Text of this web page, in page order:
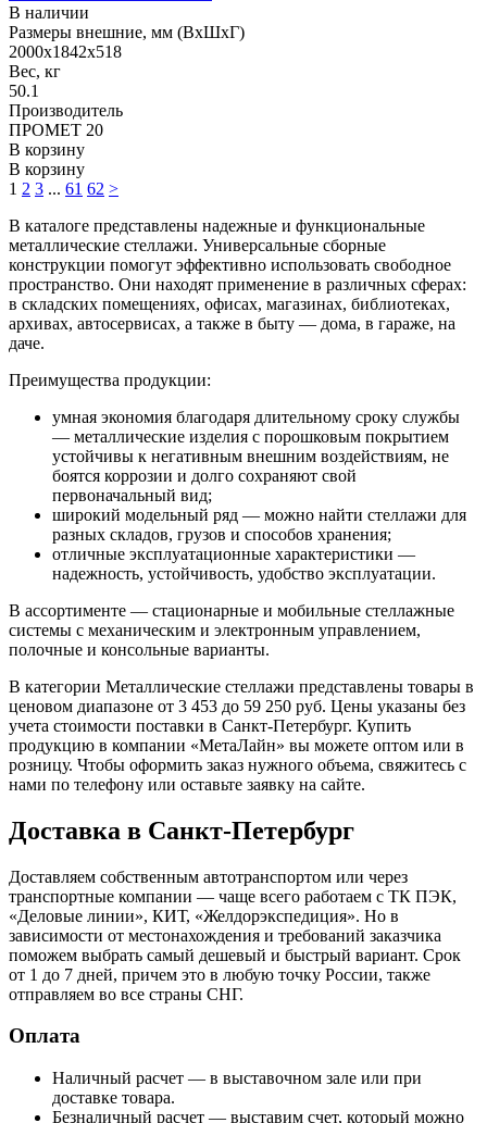
В наличии
Размеры внешние, мм (ВхШхГ)
2000x1842x518
Вес, кг
50.1
Производитель
ПРОМЕТ 20
В корзину
В корзину
1 2 3 ... 61 62 >
В каталоге представлены надежные и функциональные
металлические стеллажи. Универсальные сборные
конструкции помогут эффективно использовать свободное
пространство. Они находят применение в различных сферах:
в складских помещениях, офисах, магазинах, библиотеках,
архивах, автосервисах, а также в быту — дома, в гараже, на
даче.
Преимущества продукции:
умная экономия благодаря длительному сроку службы
— металлические изделия с порошковым покрытием
устойчивы к негативным внешним воздействиям, не
боятся коррозии и долго сохраняют свой
первоначальный вид;
широкий модельный ряд — можно найти стеллажи для
разных складов, грузов и способов хранения;
отличные эксплуатационные характеристики —
надежность, устойчивость, удобство эксплуатации.
В ассортименте — стационарные и мобильные стеллажные
системы с механическим и электронным управлением,
полочные и консольные варианты.
В категории Металлические стеллажи представлены товары в
ценовом диапазоне от 3 453 до 59 250 руб. Цены указаны без
учета стоимости поставки в Санкт-Петербург. Купить
продукцию в компании «МетаЛайн» вы можете оптом или в
розницу. Чтобы оформить заказ нужного объема, свяжитесь с
нами по телефону или оставьте заявку на сайте.
Доставка в Санкт-Петербург
Доставляем собственным автотранспортом или через
транспортные компании — чаще всего работаем с ТК ПЭК,
«Деловые линии», КИТ, «Желдорэкспедиция». Но в
зависимости от местонахождения и требований заказчика
поможем выбрать самый дешевый и быстрый вариант. Срок
от 1 до 7 дней, причем это в любую точку России, также
отправляем во все страны СНГ.
Оплата
Наличный расчет — в выставочном зале или при
доставке товара.
Безналичный расчет — выставим счет, который можно